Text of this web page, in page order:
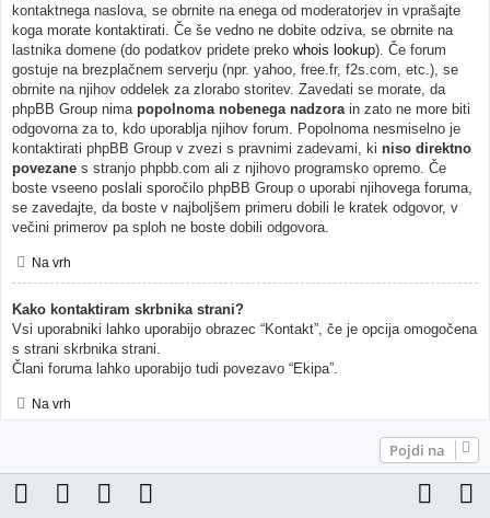
kontaktnega naslova, se obrnite na enega od moderatorjev in vprašajte
koga morate kontaktirati. Če še vedno ne dobite odziva, se obrnite na
lastnika domene (do podatkov pridete preko whois lookup). Če forum
gostuje na brezplačnem serverju (npr. yahoo, free.fr, f2s.com, etc.), se
obrnite na njihov oddelek za zlorabo storitev. Zavedati se morate, da
phpBB Group nima popolnoma nobenega nadzora in zato ne more biti
odgovorna za to, kdo uporablja njihov forum. Popolnoma nesmiselno je
kontaktirati phpBB Group v zvezi s pravnimi zadevami, ki niso direktno
povezane s stranjo phpbb.com ali z njihovo programsko opremo. Če
boste vseeno poslali sporočilo phpBB Group o uporabi njihovega foruma,
se zavedajte, da boste v najboljšem primeru dobili le kratek odgovor, v
večini primerov pa sploh ne boste dobili odgovora.
Na vrh
Kako kontaktiram skrbnika strani?
Vsi uporabniki lahko uporabijo obrazec “Kontakt”, če je opcija omogočena
s strani skrbnika strani.
Člani foruma lahko uporabijo tudi povezavo “Ekipa”.
Na vrh
Pojdi na